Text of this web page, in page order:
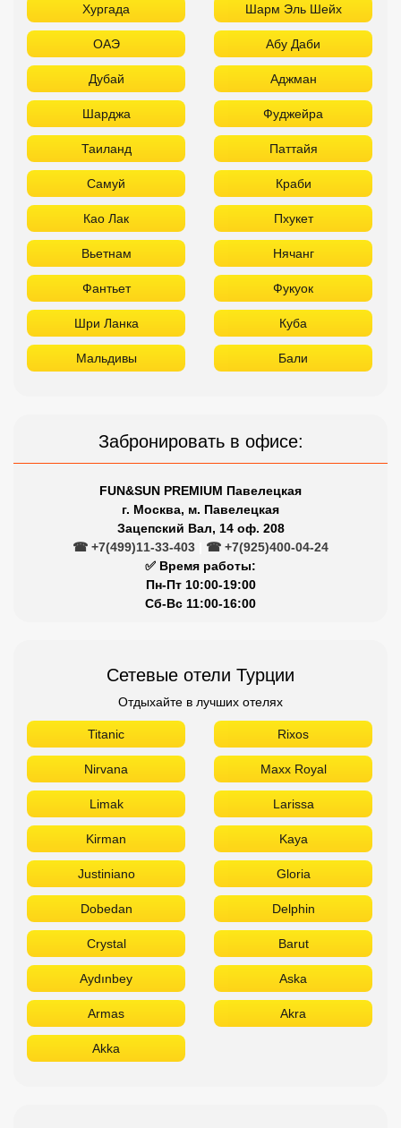
Хургада Шарм Эль Шейх
ОАЭ Абу Даби
Дубай Аджман
Шарджа Фуджейра
Таиланд Паттайя
Самуй Краби
Као Лак Пхукет
Вьетнам Нячанг
Фантьет Фукуок
Шри Ланка Куба
Мальдивы Бали
Забронировать в офисе:
FUN&SUN PREMIUM Павелецкая
г. Москва, м. Павелецкая
Зацепский Вал, 14 оф. 208
☎ +7(499)11-33-403
☎ +7(925)400-04-24
✅ Время работы:
Пн-Пт 10:00-19:00
Сб-Вс 11:00-16:00
Сетевые отели Турции
Отдыхайте в лучших отелях
Titanic Rixos
Nirvana Maxx Royal
Limak Larissa
Kirman Kaya
Justiniano Gloria
Dobedan Delphin
Crystal Barut
Aydınbey Aska
Armas Akra
Akka